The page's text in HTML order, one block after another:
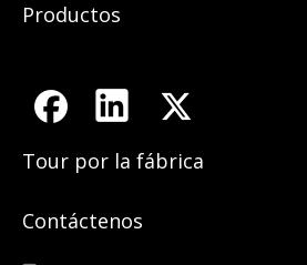
Productos
Tour por la fábrica
Contáctenos